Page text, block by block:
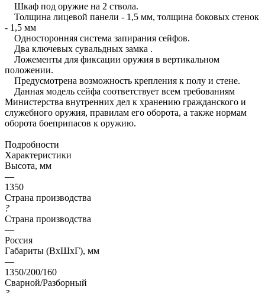
Шкаф под оружие на 2 ствола.
Толщина лицевой панели - 1,5 мм, толщина боковых стенок
- 1,5 мм
Односторонняя система запирания сейфов.
Два ключевых сувальдных замка .
Ложементы для фиксации оружия в вертикальном
положении.
Предусмотрена возможность крепления к полу и стене.
Данная модель сейфа соответствует всем требованиям
Министерства внутренних дел к хранению гражданского и
служебного оружия, правилам его оборота, а также нормам
оборота боеприпасов к оружию.
Подробности
Характеристики
Высота, мм
—
1350
Страна производства
?
Страна производства
—
Россия
Габариты (ВхШхГ), мм
—
1350/200/160
Сварной/Разборный